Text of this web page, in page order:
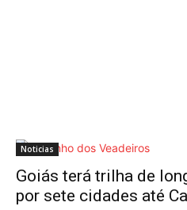
Noticias
Goiás terá trilha de
por sete cidades até